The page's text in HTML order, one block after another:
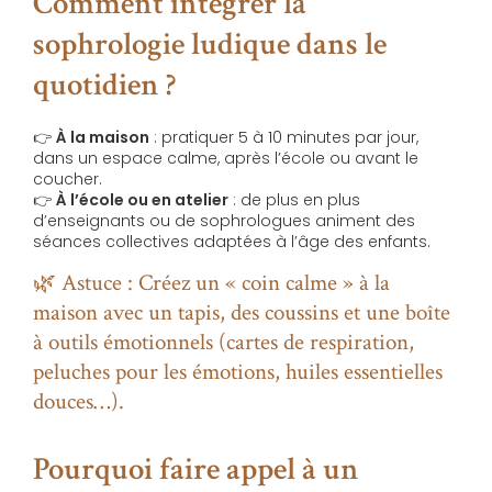
sophrologie ludique dans le
quotidien ?
👉 À la maison : pratiquer 5 à 10 minutes par jour,
dans un espace calme, après l’école ou avant le
coucher.
👉 À l’école ou en atelier : de plus en plus
d’enseignants ou de sophrologues animent des
séances collectives adaptées à l’âge des enfants.
🌿 Astuce : Créez un « coin calme » à la
maison avec un tapis, des coussins et une boîte
à outils émotionnels (cartes de respiration,
peluches pour les émotions, huiles essentielles
douces…).
Pourquoi faire appel à un